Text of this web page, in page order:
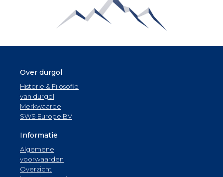
Over durgol
Historie & Filosofie
van durgol
Merkwaarde
SWS Europe BV
Informatie
Algemene
voorwaarden
Overzicht